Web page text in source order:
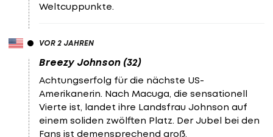
Weltcuppunkte.
VOR 2 JAHREN
Breezy Johnson (32)
Achtungserfolg für die nächste US-
Amerikanerin. Nach Macuga, die sensationell
Vierte ist, landet ihre Landsfrau Johnson auf
einem soliden zwölften Platz. Der Jubel bei den
Fans ist demensprechend groß.